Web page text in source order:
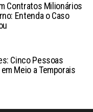
Contratos Milionários
Entenda o Caso
Cinco Pessoas
Meio a Temporais